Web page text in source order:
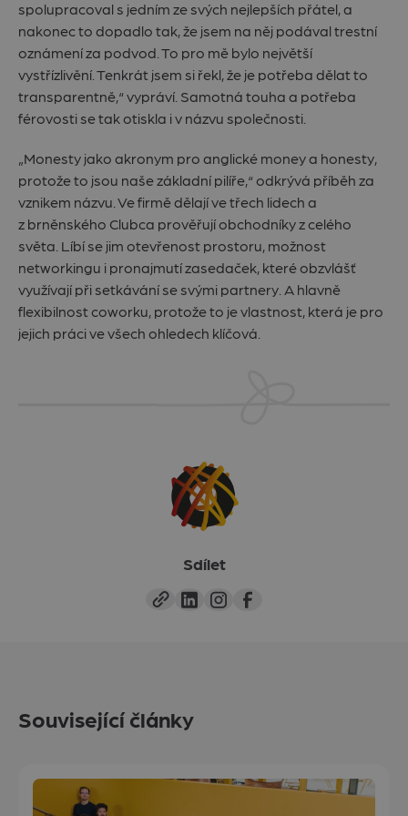
spolupracoval s jedním ze svých nejlepších přátel, a
nakonec to dopadlo tak, že jsem na něj podával trestní
oznámení za podvod. To pro mě bylo největší
vystřízlivění. Tenkrát jsem si řekl, že je potřeba dělat to
transparentně,“ vypráví. Samotná touha a potřeba
férovosti se tak otiskla i v názvu společnosti.
„Monesty jako akronym pro anglické money a honesty,
protože to jsou naše základní pilíře,“ odkrývá příběh za
vznikem názvu. Ve firmě dělají ve třech lidech a
z brněnského Clubca prověřují obchodníky z celého
světa. Líbí se jim otevřenost prostoru, možnost
networkingu i pronajmutí zasedaček, které obzvlášť
využívají při setkávání se svými partnery. A hlavně
flexibilnost coworku, protože to je vlastnost, která je pro
jejich práci ve všech ohledech klíčová.
Sdílet
Související články